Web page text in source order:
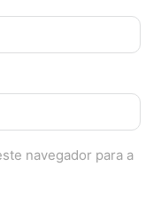
navegador para a